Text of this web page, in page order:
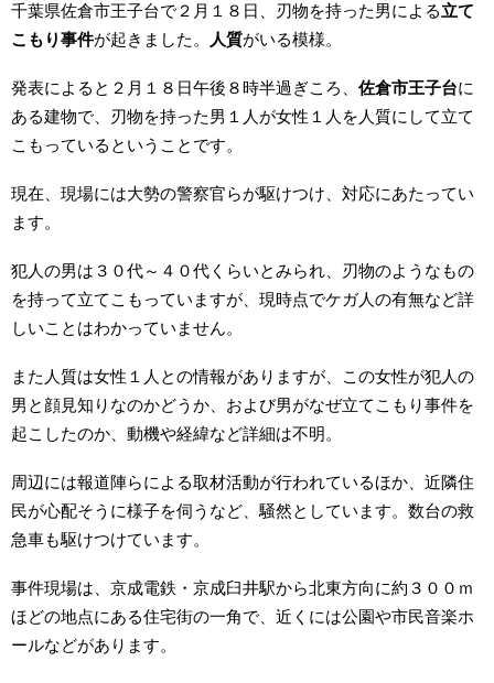
千葉県佐倉市王子台で２月１８日、刃物を持った男による立て
こもり事件が起きました。 人質がいる模様。
発表によると２月１８日午後８時半過ぎころ、 佐倉市王子台に
ある建物で、刃物を持った男１人が女性１人を人質にして立て
こもっているということです。
現在、現場には大勢の警察官らが駆けつけ、対応にあたってい
ます。
犯人の男は３０代～４０代くらいとみられ、刃物のようなもの
を持って立てこもっていますが、現時点でケガ人の有無など詳
しいことはわかっていません。
また人質は女性１人との情報がありますが、この女性が犯人の
男と顔見知りなのかどうか、および男がなぜ立てこもり事件を
起こしたのか、動機や経緯など詳細は不明。
周辺には報道陣らによる取材活動が行われているほか、近隣住
民が心配そうに様子を伺うなど、騒然としています。数台の救
急車も駆けつけています。
事件現場は、京成電鉄・京成臼井駅から北東方向に約３００ｍ
ほどの地点にある住宅街の一角で、近くには公園や市民音楽ホ
ールなどがあります。